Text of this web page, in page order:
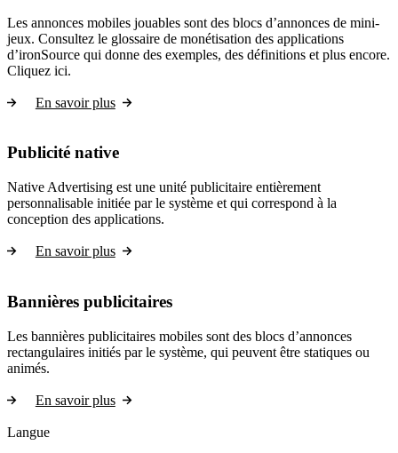
Les annonces mobiles jouables sont des blocs d’annonces de mini-
jeux. Consultez le glossaire de monétisation des applications
d’ironSource qui donne des exemples, des définitions et plus encore.
Cliquez ici.
En savoir plus
Publicité native
Native Advertising est une unité publicitaire entièrement
personnalisable initiée par le système et qui correspond à la
conception des applications.
En savoir plus
Bannières publicitaires
Les bannières publicitaires mobiles sont des blocs d’annonces
rectangulaires initiés par le système, qui peuvent être statiques ou
animés.
En savoir plus
Langue